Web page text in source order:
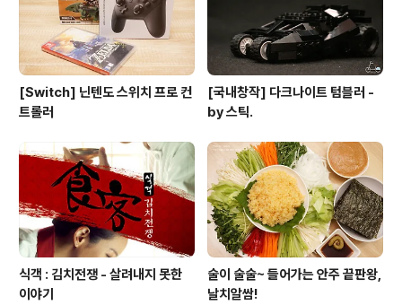
[Switch] 닌텐도 스위치 프로 컨
트롤러
[국내창작] 다크나이트 텀블러 -
by 스틱.
식객 : 김치전쟁 - 살려내지 못한
이야기
술이 술술~ 들어가는 안주 끝판왕,
날치알쌈!